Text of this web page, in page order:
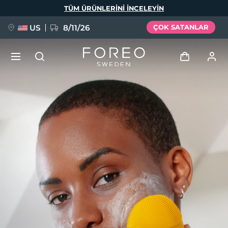
TÜM ÜRÜNLERINI INCELEYIN
US 8/11/26 ÇOK SATANLAR
Kullanici profi̇li̇
Cihazlarım
Siparişlerim
Adresim
Aboneliklerim
YENİ
FAQ™ Pure Beauty-Tech Elixir
BREAKING NEWS
issa™ Teeth Whitening Set
Dil Seçimi
English Deutsch
Español
Français
Italiano
Português
Svenska
Русский
Türkçe
简体中文 繁體中文